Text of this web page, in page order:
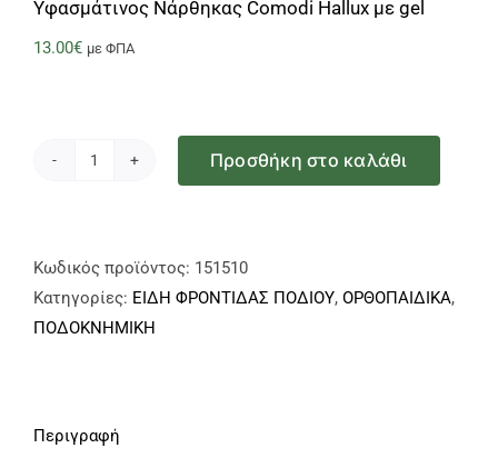
Υφασμάτινος Νάρθηκας Comodi Hallux με gel
13.00€ με ΦΠΑ
Hallux
με
gel
Προσθήκη στο καλάθι
Κωδικός προϊόντος: 151510
Κατηγορίες: ΕΙΔΗ ΦΡΟΝΤΙΔΑΣ ΠΟΔΙΟΥ, ΟΡΘΟΠΑΙΔΙΚΑ,
ΠΟΔΟΚΝΗΜΙΚΗ
Περιγραφή